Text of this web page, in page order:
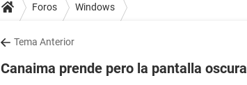
Foros Windows
Tema Anterior
Canaima prende pero la pantalla oscura